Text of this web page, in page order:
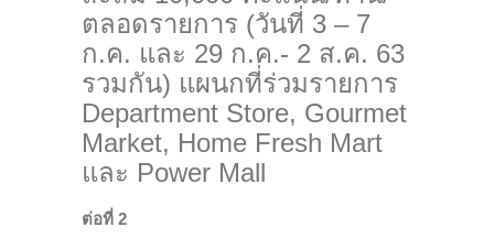
ตลอดรายการ (วันที่ 3 – 7
ก.ค. และ 29 ก.ค.- 2 ส.ค. 63
รวมกัน) แผนกที่ร่วมรายการ
Department Store, Gourmet
Market, Home Fresh Mart
และ Power Mall
ต่อที่ 2